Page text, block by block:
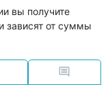
вы получите
зависят от суммы